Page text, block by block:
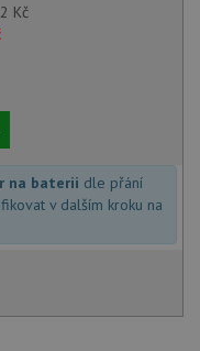
Kč
na baterii dle přání
v dalším kroku na